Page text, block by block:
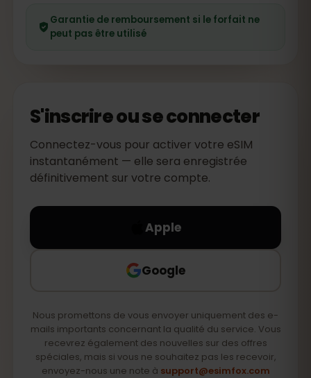
Garantie de remboursement si le forfait ne
peut pas être utilisé
S'inscrire ou se connecter
Connectez-vous pour activer votre eSIM
instantanément — elle sera enregistrée
définitivement sur votre compte.
Apple
Google
Nous promettons de vous envoyer uniquement des e-
mails importants concernant la qualité du service. Vous
recevrez également des nouvelles sur des offres
spéciales, mais si vous ne souhaitez pas les recevoir,
envoyez-nous une note à support@esimfox.com